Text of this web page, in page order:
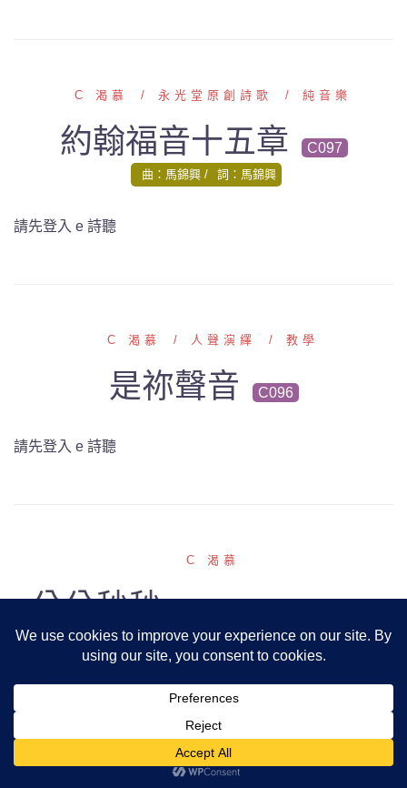
C 渴慕 永光堂原創詩歌 純音樂
約翰福音十五章 C097
曲：馬錦興 詞：馬錦興
請先登入 e 詩聽
C 渴慕 人聲演繹 教學
是祢聲音 C096
請先登入 e 詩聽
C 渴慕
分分秒秒
請先登入 e 詩聽
C 渴慕